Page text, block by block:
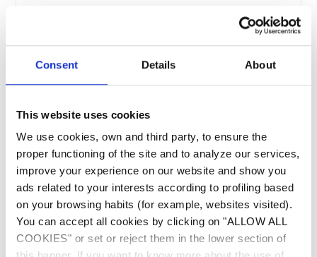
Consent Details About
This website uses cookies
We use cookies, own and third party, to ensure the
proper functioning of the site and to analyze our services,
improve your experience on our website and show you
ads related to your interests according to profiling based
on your browsing habits (for example, websites visited).
You can accept all cookies by clicking on "ALLOW ALL
COOKIES" or set or reject them in the lower section of
Confort d'utilisation
Son filtre, accessible par le dessus permet un